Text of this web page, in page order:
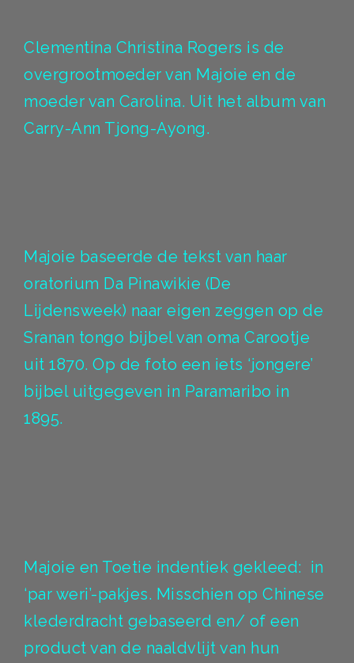
Clementina Christina Rogers is de
overgrootmoeder van Majoie en de
moeder van Carolina. Uit het album van
Carry-Ann Tjong-Ayong.
Majoie baseerde de tekst van haar
oratorium Da Pinawikie (De
Lijdensweek) naar eigen zeggen op de
Sranan tongo bijbel van oma Carootje
uit 1870. Op de foto een iets ‘jongere’
bijbel uitgegeven in Paramaribo in
1895.
Majoie en Toetie indentiek gekleed: in
‘par weri’-pakjes. Misschien op Chinese
klederdracht gebaseerd en/ of een
product van de naaldvlijt van hun